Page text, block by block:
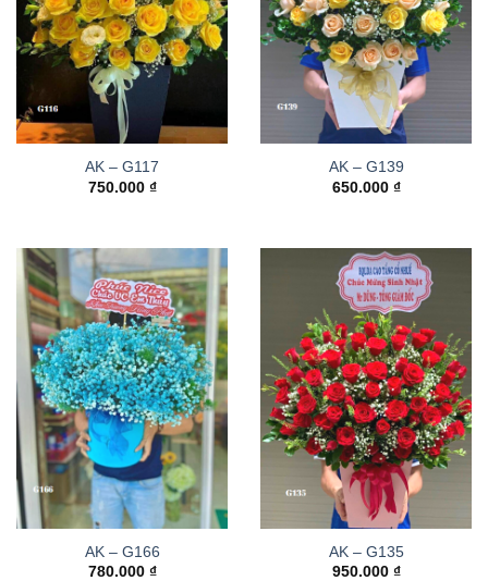
AK – G117
750.000 ₫
AK – G139
650.000 ₫
AK – G166
780.000 ₫
AK – G135
950.000 ₫